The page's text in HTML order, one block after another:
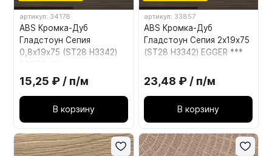
артикул: 34178
ABS Кромка-Дуб
Гладстоун Сепия
0,8х19х75 (ST28 H3342)
15,25 ₽ / п/м
В корзину
артикул: 33857
ABS Кромка-Дуб
Гладстоун Сепия 2х19х75
(ST28 H3342) EGGER ***
23,48 ₽ / п/м
В корзину